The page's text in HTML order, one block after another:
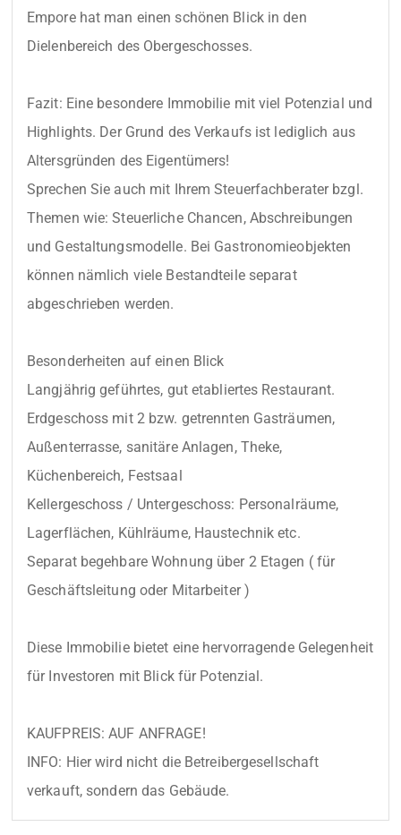
Empore hat man einen schönen Blick in den
Dielenbereich des Obergeschosses.
Fazit: Eine besondere Immobilie mit viel Potenzial und
Highlights. Der Grund des Verkaufs ist lediglich aus
Altersgründen des Eigentümers!
Sprechen Sie auch mit Ihrem Steuerfachberater bzgl.
Themen wie: Steuerliche Chancen, Abschreibungen
und Gestaltungsmodelle. Bei Gastronomieobjekten
können nämlich viele Bestandteile separat
abgeschrieben werden.
Besonderheiten auf einen Blick
Langjährig geführtes, gut etabliertes Restaurant.
Erdgeschoss mit 2 bzw. getrennten Gasträumen,
Außenterrasse, sanitäre Anlagen, Theke,
Küchenbereich, Festsaal
Kellergeschoss / Untergeschoss: Personalräume,
Lagerflächen, Kühlräume, Haustechnik etc.
Separat begehbare Wohnung über 2 Etagen ( für
Geschäftsleitung oder Mitarbeiter )
Diese Immobilie bietet eine hervorragende Gelegenheit
für Investoren mit Blick für Potenzial.
KAUFPREIS: AUF ANFRAGE!
INFO: Hier wird nicht die Betreibergesellschaft
verkauft, sondern das Gebäude.